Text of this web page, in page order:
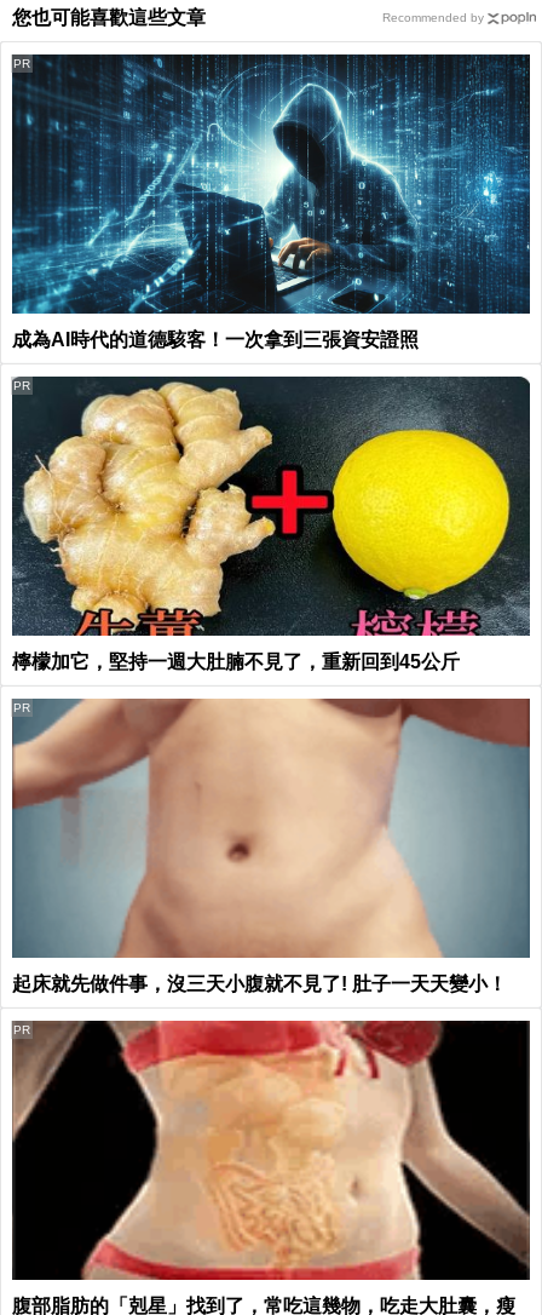
您也可能喜歡這些文章
成為AI時代的道德駭客！一次拿到三張資安證照
PR
檸檬加它，堅持一週大肚腩不見了，重新回到45公斤
PR
起床就先做件事，沒三天小腹就不見了! 肚子一天天變小！
PR
腹部脂肪的「剋星」找到了，常吃這幾物，吃走大肚囊，瘦
PR
Recommended by